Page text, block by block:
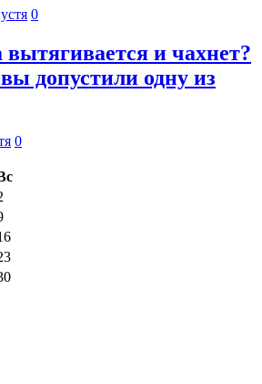
0
вытягивается и чахнет?
допустили одну из
0